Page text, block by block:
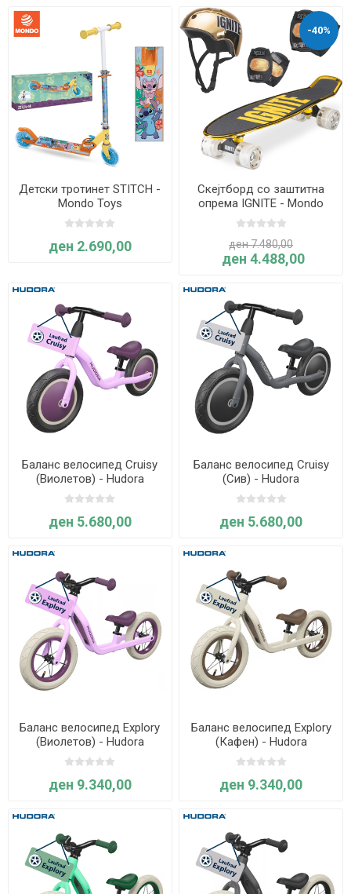
Детски тротинет STITCH -
Mondo Toys
ден 2.690,00
-40%
Скејтборд со заштитна
опрема IGNITE - Mondo
Toys
ден 7.480,00
ден 4.488,00
Баланс велосипед Cruisy
(Виолетов) - Hudora
ден 5.680,00
Баланс велосипед Cruisy
(Сив) - Hudora
ден 5.680,00
Баланс велосипед Explory
(Виолетов) - Hudora
ден 9.340,00
Баланс велосипед Explory
(Кафен) - Hudora
ден 9.340,00